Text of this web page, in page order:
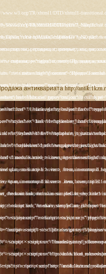
core.js" type="text/javascript"></script> <script src="/media/system/js/core.js" type="text/javascript"></script> <script src="/media/system/js/caption.js" type="text/javascript"></script> <script src="/media/system/js/mootools-more.js" type="text/javascript"></script> <script src="/plugins/system/rokbox/assets/js/rokbox.js" type="text/javascript"></script> <script src="/libraries/gantry/js/gantry-inputs.js" type="text/javascript"></script> <script src="/libraries/gantry/js/browser-engines.js" type="text/javascript"></script> <script src="/modules/mod_roknavmenu/themes/fusion/js/fusion.js" type="text/javascript"></script> <script src="/modules/mod_roknewspager/tmpl/js/roknewspager.js" type="text/javascript"></script> <script src="http://antik.1kzn.ru/modules/mod_rizlogin/js/jquery.min.js" type="text/javascript"></script> <script src="http://antik.1kzn.ru/modules/mod_rizlogin/js/jquery-ui.min.js" type="text/javascript"></script> <script src="http://antik.1kzn.ru/modules/mod_rizlogin/js/side-bar.js" type="text/javascript"></script> <script src="/modules/mod_rokajaxsearch/js/rokajaxsearch.js" type="text/javascript"></script> <script type="text/javascript"> window.addEvent('load', function() { new JCaption('img.caption'); }); if (typeof RokBoxSettings == 'undefined') RokBoxSettings = {pc: '100'}; InputsExclusion.push('.content_vote','#rt-popup','#vmMainPage') window.addEvent('domready', function() { new Fusion('ul.menutop', { pill: 0, effect: 'slide and fade', opacity: 1, hideDelay: 500, centered: 0, tweakInitial: {'x': 9, 'y': 6}, tweakSubsequent: {'x': 0, 'y': -14}, menuFx: {duration: 300, transition: Fx.Transitions.Circ.easeOut}, pillFx: {duration: 400, transition: Fx.Transitions.Back.easeOut} }); }); function keepAlive() { var myAjax = new Request({method: "get", url: "index.php"}).send();} window.addEvent("domready", function(){ keepAlive.periodical(840000); });
core.js" type="text/javascript"></script> <script src="/media/system/js/core.js" type="text/javascript"></script> <script src="/media/system/js/caption.js" type="text/javascript"></script> <script src="/media/system/js/mootools-more.js" type="text/javascript"></script> <script src="/plugins/system/rokbox/assets/js/rokbox.js" type="text/javascript"></script> <script src="/libraries/gantry/js/gantry-inputs.js" type="text/javascript"></script> <script src="/libraries/gantry/js/browser-engines.js" type="text/javascript"></script> <script src="/modules/mod_roknavmenu/themes/fusion/js/fusion.js" type="text/javascript"></script> <script src="/modules/mod_roknewspager/tmpl/js/roknewspager.js" type="text/javascript"></script> <script src="http://antik.1kzn.ru/modules/mod_rizlogin/js/jquery.min.js" type="text/javascript"></script> <script src="http://antik.1kzn.ru/modules/mod_rizlogin/js/jquery-ui.min.js" type="text/javascript"></script> <script src="http://antik.1kzn.ru/modules/mod_rizlogin/js/side-bar.js" type="text/javascript"></script> <script src="/modules/mod_rokajaxsearch/js/rokajaxsearch.js" type="text/javascript"></script> <script type="text/javascript"> window.addEvent('load', function() { new JCaption('img.caption'); }); if (typeof RokBoxSettings == 'undefined') RokBoxSettings = {pc: '100'}; InputsExclusion.push('.content_vote','#rt-popup','#vmMainPage') window.addEvent('domready', function() { new Fusion('ul.menutop', { pill: 0, effect: 'slide and fade', opacity: 1, hideDelay: 500, centered: 0, tweakInitial: {'x': 9, 'y': 6}, tweakSubsequent: {'x': 0, 'y': -14}, menuFx: {duration: 300, transition: Fx.Transitions.Circ.easeOut}, pillFx: {duration: 400, transition: Fx.Transitions.Back.easeOut} }); }); function keepAlive() { var myAjax = new Request({method: "get", url: "index.php"}).send();} window.addEvent("domready", function(){ keepAlive.periodical(840000); });
антиквариата http://